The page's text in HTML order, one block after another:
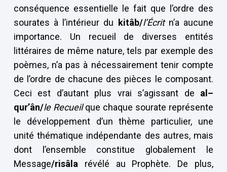
conséquence essentielle le fait que l’ordre des
sourates à l’intérieur du
kitâb/l’Écritn’a aucune
importance. Un recueil de diverses entités
littéraires de même nature, tels par exemple des
poèmes, n’a pas à nécessairement tenir compte
de l’ordre de chacune des pièces le composant.
Ceci est d’autant plus vrai s’agissant de al–
qur’ân/le Recueilque chaque sourate représente
le développement d’un thème particulier, une
unité thématique indépendante des autres, mais
dont l’ensemble constitue globalement le
Message/risâla révélé au Prophète. De plus,